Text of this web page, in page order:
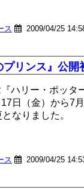
ス 2009/04/25
プリンス』公
ハリー・ポッ
日（金）から7
なりました。
ス 2009/04/25